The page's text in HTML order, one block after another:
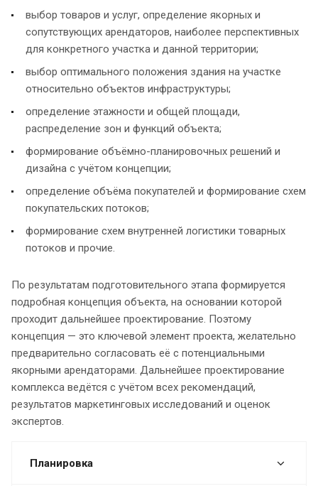
выбор товаров и услуг, определение якорных и
сопутствующих арендаторов, наиболее перспективных
для конкретного участка и данной территории;
выбор оптимального положения здания на участке
относительно объектов инфраструктуры;
определение этажности и общей площади,
распределение зон и функций объекта;
формирование объёмно-планировочных решений и
дизайна с учётом концепции;
определение объёма покупателей и формирование схем
покупательских потоков;
формирование схем внутренней логистики товарных
потоков и прочие.
По результатам подготовительного этапа формируется
подробная концепция объекта, на основании которой
проходит дальнейшее проектирование. Поэтому
концепция — это ключевой элемент проекта, желательно
предварительно согласовать её с потенциальными
якорными арендаторами. Дальнейшее проектирование
комплекса ведётся с учётом всех рекомендаций,
результатов маркетинговых исследований и оценок
экспертов.
Планировка